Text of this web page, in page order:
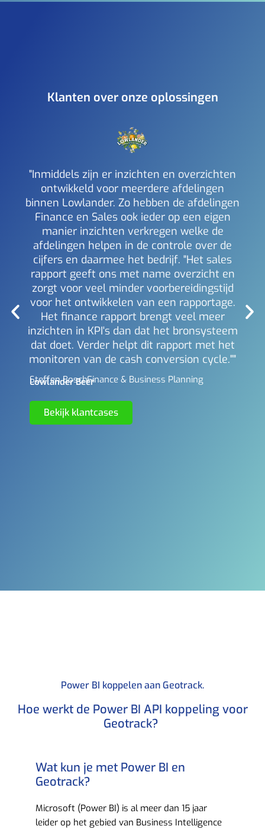
Klanten over onze oplossingen
"Inmiddels zijn er inzichten en overzichten
ontwikkeld voor meerdere afdelingen
binnen Lowlander. Zo hebben de afdelingen
Finance en Sales ook ieder op een eigen
manier inzichten verkregen welke de
afdelingen helpen in de controle over de
cijfers en daarmee het bedrijf. "Het sales
rapport geeft ons met name overzicht en
zorgt voor veel minder voorbereidingstijd
voor het ontwikkelen van een rapportage.
Het finance rapport brengt veel meer
inzichten in KPI's dan dat het bronsysteem
dat doet. Verder helpt dit rapport met het
monitoren van de cash conversion cycle.""
Steffen Bosch -Finance & Business Planning
Lowlander Beer
Bekijk klantcases
Power BI koppelen aan Geotrack.​
Hoe werkt de Power BI API koppeling voor
Geotrack? ​
Wat kun je met Power BI en
Geotrack?​
Microsoft (Power BI) is al meer dan 15 jaar
leider op het gebied van Business Intelligence